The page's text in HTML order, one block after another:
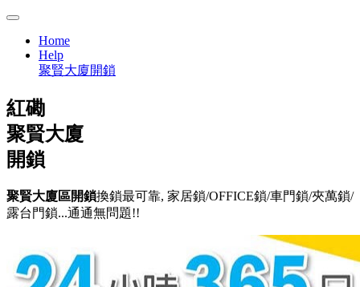
Home
Help
聚賢大廈開鎖
紅磡
聚賢大廈
開鎖
聚賢大廈區開鎖換鎖最可靠, 家居鎖/OFFICE鎖/車門鎖/夾萬鎖/
露台門鎖...通通無問題!!